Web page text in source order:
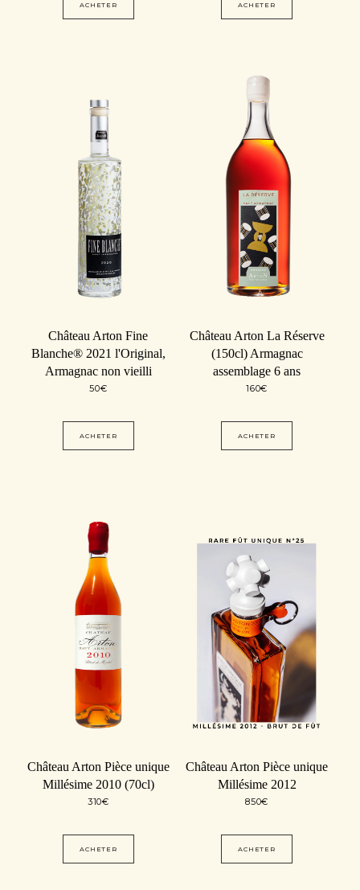
ACHETER ACHETER
Château Arton Fine
Blanche® 2021 l'Original,
Armagnac non vieilli
50€
ACHETER
Château Arton La Réserve
(150cl) Armagnac
assemblage 6 ans
160€
ACHETER
Château Arton Pièce unique
Millésime 2010 (70cl)
310€
ACHETER
Château Arton Pièce unique
Millésime 2012
850€
ACHETER